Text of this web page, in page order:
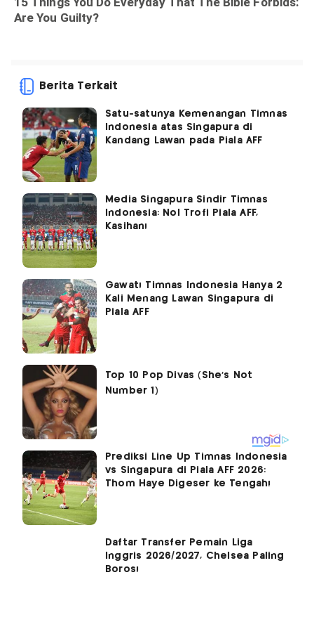
Berita Terkait
Satu-satunya Kemenangan Timnas
Indonesia atas Singapura di
Kandang Lawan pada Piala AFF
Media Singapura Sindir Timnas
Indonesia: Nol Trofi Piala AFF,
Kasihan!
Gawat! Timnas Indonesia Hanya 2
Kali Menang Lawan Singapura di
Piala AFF
Prediksi Line Up Timnas Indonesia
vs Singapura di Piala AFF 2026:
Thom Haye Digeser ke Tengah!
Daftar Transfer Pemain Liga
Inggris 2026/2027, Chelsea Paling
Boros!